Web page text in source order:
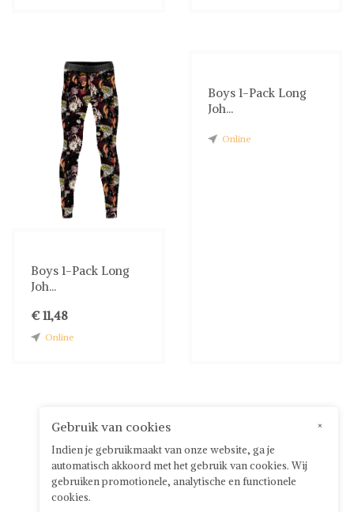
Boys 1-Pack Long
Joh...
€ 11,48
Online
Boys 1-Pack Long
Joh...
Online
×
Gebruik van cookies
Indien je gebruikmaakt van onze website, ga je
automatisch akkoord met het gebruik van cookies. Wij
gebruiken promotionele, analytische en functionele
cookies.